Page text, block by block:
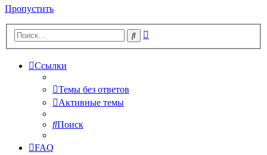
Пропустить
Поиск
Ссылки
Темы без ответов
Активные темы
Поиск
FAQ